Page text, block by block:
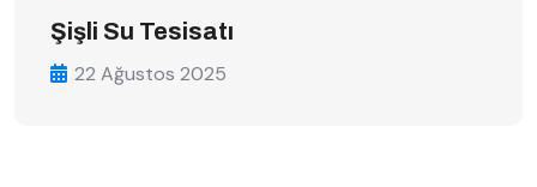
Şişli Su Tesisatı
22 Ağustos 2025